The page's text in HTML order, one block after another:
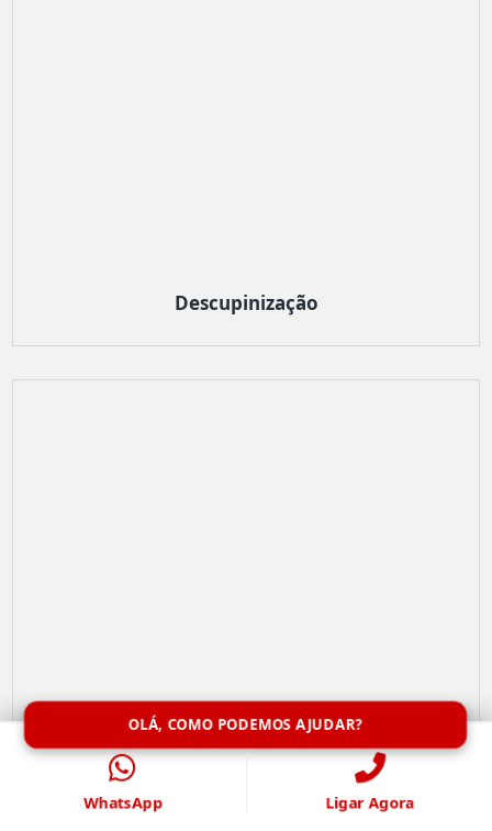
Descupinização
Limpeza de Caixa de Água
OLÁ, COMO PODEMOS AJUDAR?
WhatsApp Ligar Agora